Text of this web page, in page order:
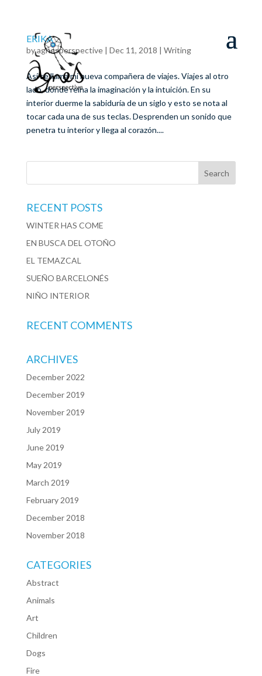
ERIKA
byagnesperspective| Dec 11, 2018 | Writing
Así se llama mi nueva compañera de viajes. Viajes al otro
lado, donde reina la imaginación y la intuición. En su
interior duerme la sabiduría de un siglo y esto se nota al
tocar cada una de sus teclas. Desprenden un sonido que
penetra tu interior y llega al corazón....
RECENT POSTS
WINTER HAS COME
EN BUSCA DEL OTOÑO
EL TEMAZCAL
SUEÑO BARCELONÉS
NIÑO INTERIOR
RECENT COMMENTS
ARCHIVES
December 2022
December 2019
November 2019
July 2019
June 2019
May 2019
March 2019
February 2019
December 2018
November 2018
CATEGORIES
Abstract
Animals
Art
Children
Dogs
Fire